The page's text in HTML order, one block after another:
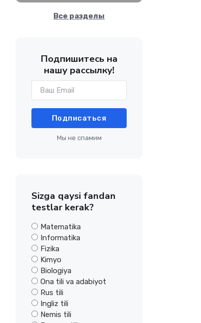
Все разделы
Подпишитесь на
нашу рассылку!
Подписаться
Мы не спамим
Sizga qaysi fandan
testlar kerak?
Matematika
Informatika
Fizika
Kimyo
Biologiya
Ona tili va adabiyot
Rus tili
Ingliz tili
Nemis tili